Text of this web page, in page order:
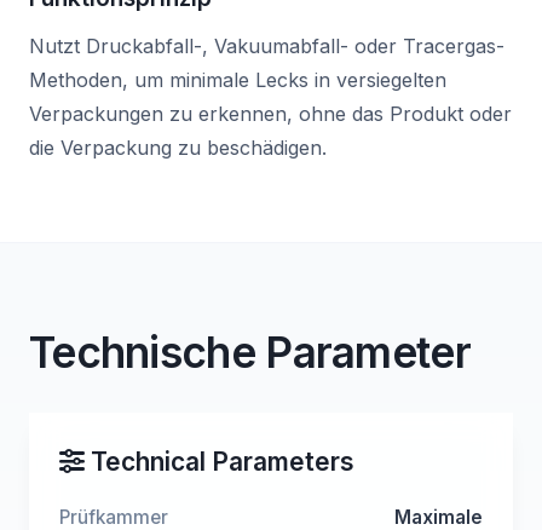
Nutzt Druckabfall-, Vakuumabfall- oder Tracergas-
Methoden, um minimale Lecks in versiegelten
Verpackungen zu erkennen, ohne das Produkt oder
die Verpackung zu beschädigen.
Technische Parameter
Technical Parameters
Prüfkammer
Maximale